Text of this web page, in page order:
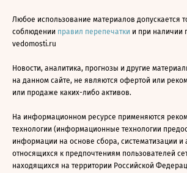
Любое использование материалов допускается
соблюдении правил перепечатки и при наличии
vedomosti.ru
Новости, аналитика, прогнозы и другие
на данном сайте, не являются офертой или
или продаже каких-либо активов.
На информационном ресурсе применяются
технологии (информационные технологии
информации на основе сбора, систематизации и
относящихся к предпочтениям пользователей
находящихся на территории Российской